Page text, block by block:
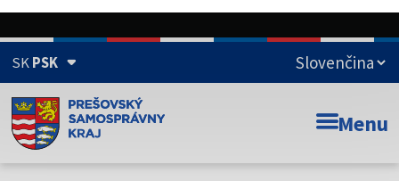
SKPSK
Doména psk.sk je oficiálna
Toto je oficiálna webová stránka Prešovského
Menu